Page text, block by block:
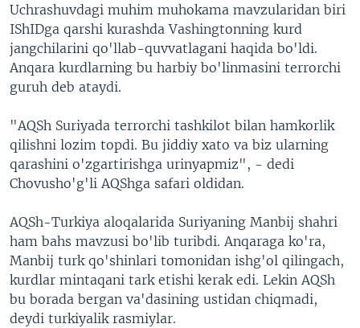
Uchrashuvdagi muhim muhokama mavzularidan biri
IShIDga qarshi kurashda Vashingtonning kurd
jangchilarini qo'llab-quvvatlagani haqida bo'ldi.
Anqara kurdlarning bu harbiy bo'linmasini terrorchi
guruh deb ataydi.
"AQSh Suriyada terrorchi tashkilot bilan hamkorlik
qilishni lozim topdi. Bu jiddiy xato va biz ularning
qarashini o'zgartirishga urinyapmiz", - dedi
Chovusho'g'li AQShga safari oldidan.
AQSh-Turkiya aloqalarida Suriyaning Manbij shahri
ham bahs mavzusi bo'lib turibdi. Anqaraga ko'ra,
Manbij turk qo'shinlari tomonidan ishg'ol qilingach,
kurdlar mintaqani tark etishi kerak edi. Lekin AQSh
bu borada bergan va'dasining ustidan chiqmadi,
deydi turkiyalik rasmiylar.